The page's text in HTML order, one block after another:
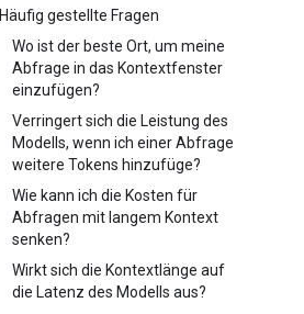
Häufig gestellte Fragen
Wo ist der beste Ort, um meine
Abfrage in das Kontextfenster
einzufügen?
Verringert sich die Leistung des
Modells, wenn ich einer Abfrage
weitere Tokens hinzufüge?
Wie kann ich die Kosten für
Abfragen mit langem Kontext
senken?
Wirkt sich die Kontextlänge auf
die Latenz des Modells aus?